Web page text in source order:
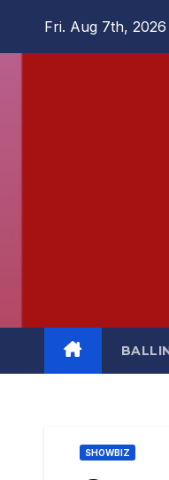
Fri. Aug 7th, 2026
SHOWBIZ